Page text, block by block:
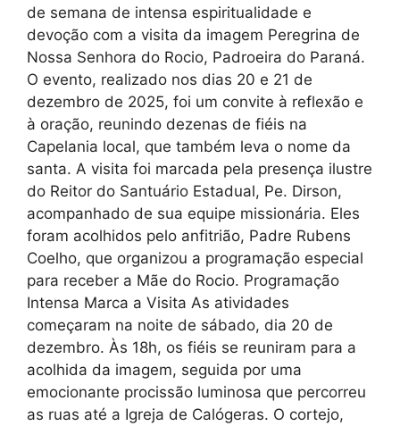
de semana de intensa espiritualidade e
devoção com a visita da imagem Peregrina de
Nossa Senhora do Rocio, Padroeira do Paraná.
O evento, realizado nos dias 20 e 21 de
dezembro de 2025, foi um convite à reflexão e
à oração, reunindo dezenas de fiéis na
Capelania local, que também leva o nome da
santa. A visita foi marcada pela presença ilustre
do Reitor do Santuário Estadual, Pe. Dirson,
acompanhado de sua equipe missionária. Eles
foram acolhidos pelo anfitrião, Padre Rubens
Coelho, que organizou a programação especial
para receber a Mãe do Rocio. Programação
Intensa Marca a Visita As atividades
começaram na noite de sábado, dia 20 de
dezembro. Às 18h, os fiéis se reuniram para a
acolhida da imagem, seguida por uma
emocionante procissão luminosa que percorreu
as ruas até a Igreja de Calógeras. O cortejo,